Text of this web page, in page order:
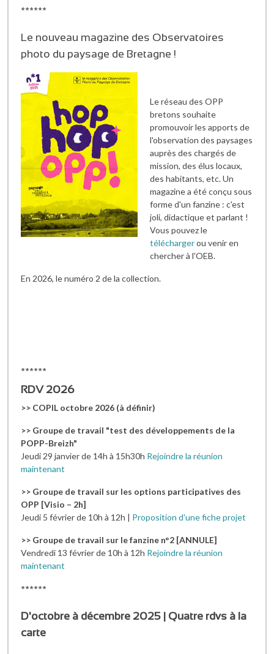
******
Le nouveau magazine des Observatoires
photo du paysage de Bretagne !
Le réseau des OPP
bretons souhaite
promouvoir les apports de
l'observation des paysages
auprès des chargés de
mission, des élus locaux,
des habitants, etc. Un
magazine a été conçu sous
forme d'un fanzine : c'est
joli, didactique et parlant !
Vous pouvez le
téléchargerou venir en
chercher à l'OEB.
En 2026, le numéro 2 de la collection.
******
RDV 2026
>> COPIL octobre 2026 (à définir)
>> Groupe de travail "test des développements de la
POPP-Breizh"
Jeudi 29 janvier de 14h à 15h30h Rejoindre la réunion
maintenant
>> Groupe de travail sur les options participatives des
OPP [Visio – 2h]
Jeudi 5 février de 10h à 12h | Proposition d'une fiche projet
>> Groupe de travail sur le fanzine n°2 [ANNULE]
Vendredi 13 février de 10h à 12h Rejoindre la réunion
maintenant
******
D'octobre à décembre 2025 | Quatre rdvs à la
carte